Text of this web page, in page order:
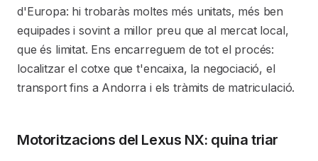
d'Europa: hi trobaràs moltes més unitats, més ben
equipades i sovint a millor preu que al mercat local,
que és limitat. Ens encarreguem de tot el procés:
localitzar el cotxe que t'encaixa, la negociació, el
transport fins a Andorra i els tràmits de matriculació.
Motoritzacions del Lexus NX: quina triar